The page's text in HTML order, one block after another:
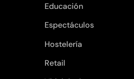
Educación
Espectáculos
Hostelería
Retail